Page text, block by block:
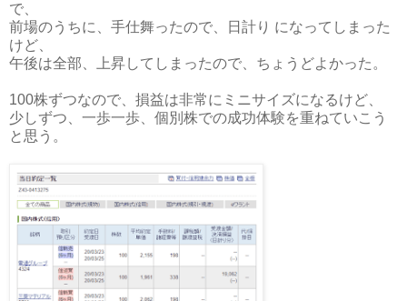
で、
前場のうちに、手仕舞ったので、日計り になってしまった
けど、
午後は全部、上昇してしまったので、ちょうどよかった。
100株ずつなので、損益は非常にミニサイズになるけど、
少しずつ、一歩一歩、個別株での成功体験を重ねていこう
と思う。